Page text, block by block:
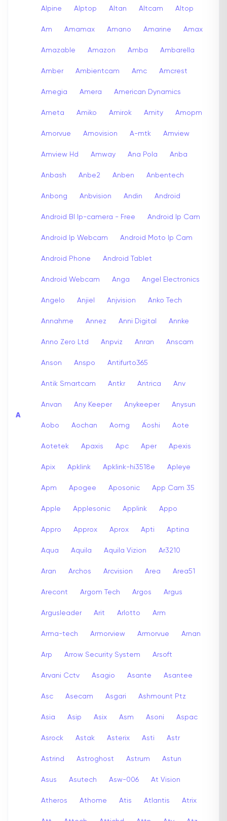
A
Alpine Alptop Altan Altcam Altop
Am Amamax Amano Amarine Amax
Amazable Amazon Amba Ambarella
Amber Ambientcam Amc Amcrest
Amegia Amera American Dynamics
Ameta Amiko Amirok Amity Amopm
Amorvue Amovision A-mtk Amview
Amview Hd Amway Ana Pola Anba
Anbash Anbe2 Anben Anbentech
Anbong Anbvision Andin Android
Android Bl Ip-camera - Free Android Ip Cam
Android Ip Webcam Android Moto Ip Cam
Android Phone Android Tablet
Android Webcam Anga Angel Electronics
Angelo Anjiel Anjvision Anko Tech
Annahme Annez Anni Digital Annke
Anno Zero Ltd Anpviz Anran Anscam
Anson Anspo Antifurto365
Antik Smartcam Antkr Antrica Anv
Anvan Any Keeper Anykeeper Anysun
Aobo Aochan Aomg Aoshi Aote
Aotetek Apaxis Apc Aper Apexis
Apix Apklink Apklink-hi3518e Apleye
Apm Apogee Aposonic App Cam 35
Apple Applesonic Applink Appo
Appro Approx Aprox Apti Aptina
Aqua Aquila Aquila Vizion Ar3210
Aran Archos Arcvision Area Area51
Arecont Argom Tech Argos Argus
Argusleader Arit Arlotto Arm
Arma-tech Armorview Armorvue Arnan
Arp Arrow Security System Arsoft
Arvani Cctv Asagio Asante Asantee
Asc Asecam Asgari Ashmount Ptz
Asia Asip Asix Asm Asoni Aspac
Asrock Astak Asterix Asti Astr
Astrind Astroghost Astrum Astun
Asus Asutech Asw-006 At Vision
Atheros Athome Atis Atlantis Atrix